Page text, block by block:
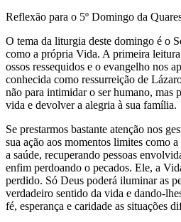
Reflexão para o 5º Domingo da
O tema da liturgia deste domingo é o
como a própria Vida. A primeira
ossos ressequidos e o evangelho nos
conhecida como ressurreição de
não para intimidar o ser humano, mas
vida e devolver a alegria à sua família.
Se prestarmos bastante atenção nos
sua ação aos momentos limites como
a saúde, recuperando pessoas
enfim perdoando o pecados. Ele, a
perdido. Só Deus poderá iluminar as
verdadeiro sentido da vida e dando-
fé, esperança e caridade as situações